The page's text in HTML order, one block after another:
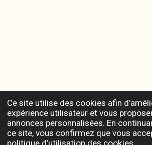
Ce site utilise des cookies afin
expérience utilisateur et vous
annonces personnalisées. En
ce site, vous confirmez que vous
politique d’utilisation des cookies.